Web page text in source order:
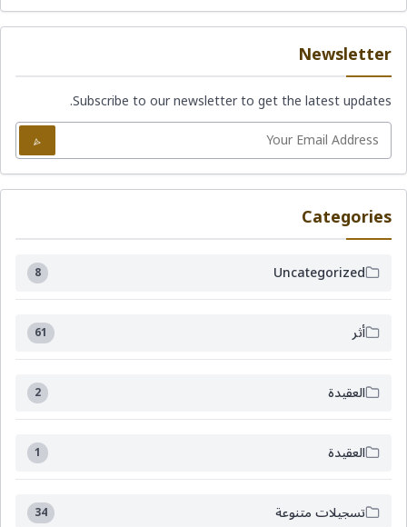
Newsletter
Subscribe to our newsletter to get the latest updates.
Categories
Uncategorized
8
أثر 61
العقيدة 2
العقيدة 1
تسجيلات متنوعة 34